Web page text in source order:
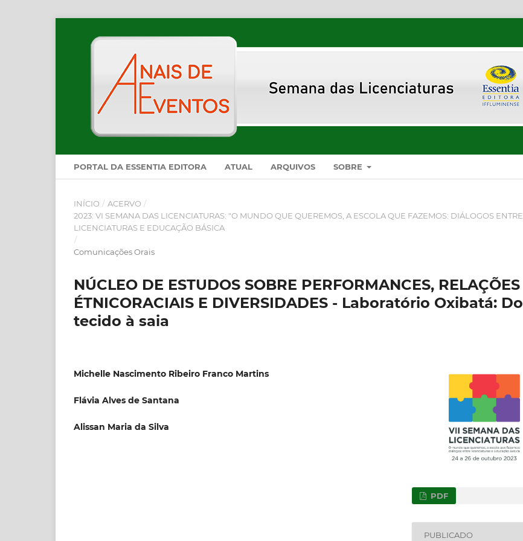
PORTAL DA ESSENTIA EDITORA ATUAL ARQUIVOS SOBRE
INÍCIO / ACERVO /
2023: VI SEMANA DAS LICENCIATURAS: "O MUNDO QUE QUEREMOS, A ESCOLA QUE FAZEMOS: DIÁLOGOS ENTRE
LICENCIATURAS E EDUCAÇÃO BÁSICA
/
Comunicações Orais
NÚCLEO DE ESTUDOS SOBRE PERFORMANCES, RELAÇÕES
ÉTNICORACIAIS E DIVERSIDADES - Laboratório Oxibatá: Do
tecido à saia
Michelle Nascimento Ribeiro Franco Martins
Flávia Alves de Santana
Alissan Maria da Silva
PDF
PUBLICADO